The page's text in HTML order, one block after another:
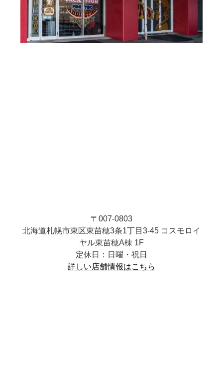
〒007-0803
北海道札幌市東区東苗穂3条1丁目3-45 コスモロイ
ヤル東苗穂A棟 1F
定休日：日曜・祝日
詳しい店舗情報はこちら